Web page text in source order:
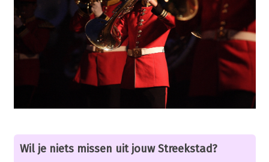
Wil je niets missen uit jouw Streekstad?